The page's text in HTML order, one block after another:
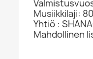
Musiikkilaji:
Yhtiö :
Mahdollinen